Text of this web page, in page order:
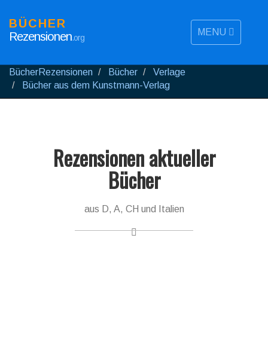
MENU
BÜCHER
Rezensionen.org
BücherRezensionen Bücher
Verlage
Bücher aus dem Kunstmann-Verlag
Rezensionen aktueller
Bücher
aus D, A, CH und Italien